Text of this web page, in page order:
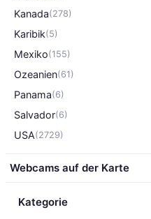
Kanada(278)
Karibik(5)
Mexiko(155)
Ozeanien(61)
Panama(6)
Salvador(6)
USA(2729)
Webcams auf der Karte
Kategorie